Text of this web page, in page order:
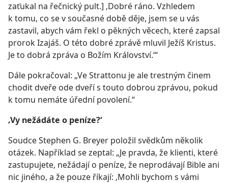
zaťukal na řečnický pult.] ‚Dobré ráno. Vzhledem
k tomu, co se v současné době děje, jsem se u vás
zastavil, abych vám řekl o pěkných věcech, které zapsal
prorok Izajáš. O této dobré zprávě mluvil Ježíš Kristus.
Je to dobrá zpráva o Božím Království.‘“
Dále pokračoval: „Ve Strattonu je ale trestným činem
chodit dveře ode dveří s touto dobrou zprávou, pokud
k tomu nemáte úřední povolení.“
‚Vy nežádáte o peníze?‘
Soudce Stephen G. Breyer položil svědkům několik
otázek. Například se zeptal: „Je pravda, že klienti, které
zastupujete, nežádají o peníze, že neprodávají Bible ani
nic jiného, a že pouze říkají: ‚Mohli bychom s vámi